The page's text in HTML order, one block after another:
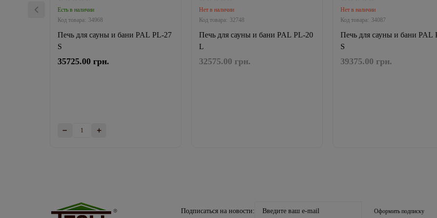
Есть в наличии
34968
Печь для сауны и бани PAL PL-27
S
35725.00 грн.
Нет в наличии
32748
Печь для сауны и бани PAL PL-20
L
32575.00 грн.
Нет в наличии
34087
Печь для сауны и бани PAL
S
39375.00 грн.
Подписаться на новости: Оформить подписку